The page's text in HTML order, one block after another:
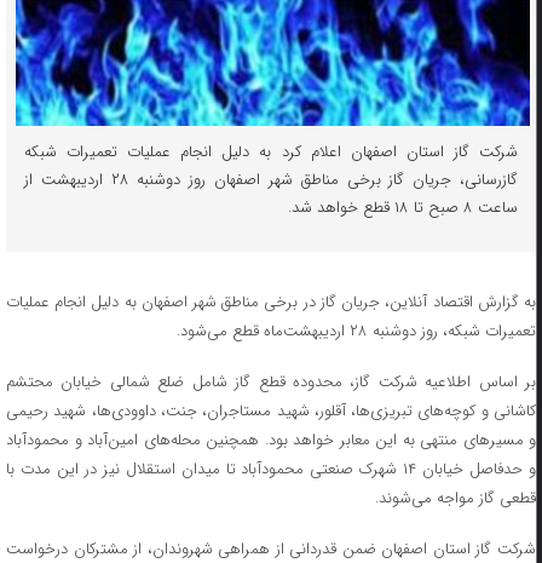
شرکت گاز استان اصفهان اعلام کرد به دلیل انجام عملیات تعمیرات شبکه
گازرسانی، جریان گاز برخی مناطق شهر اصفهان روز دوشنبه ۲۸ اردیبهشت از
ساعت ۸ صبح تا ۱۸ قطع خواهد شد.
به گزارش اقتصاد آنلاین، جریان گاز در برخی مناطق شهر اصفهان به دلیل انجام عملیات
تعمیرات شبکه، روز دوشنبه ۲۸ اردیبهشت‌ماه قطع می‌شود.
بر اساس اطلاعیه شرکت گاز، محدوده قطع گاز شامل ضلع شمالی خیابان محتشم
کاشانی و کوچه‌های تبریزی‌ها، آقلور، شهید مستاجران، جنت، داوودی‌ها، شهید رحیمی
و مسیر‌های منتهی به این معابر خواهد بود. همچنین محله‌های امین‌آباد و محمودآباد
و حدفاصل خیابان ۱۴ شهرک صنعتی محمودآباد تا میدان استقلال نیز در این مدت با
قطعی گاز مواجه می‌شوند.
شرکت گاز استان اصفهان ضمن قدردانی از همراهی شهروندان، از مشترکان درخواست